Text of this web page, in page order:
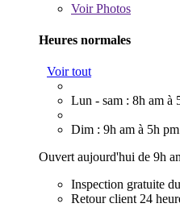
VoirPhotos
Heures normales
Voir tout
Lun - sam : 8h am à
Dim : 9h am à 5h pm
Ouvert aujourd'hui de 9h
Inspection gratuite
Retour client 24